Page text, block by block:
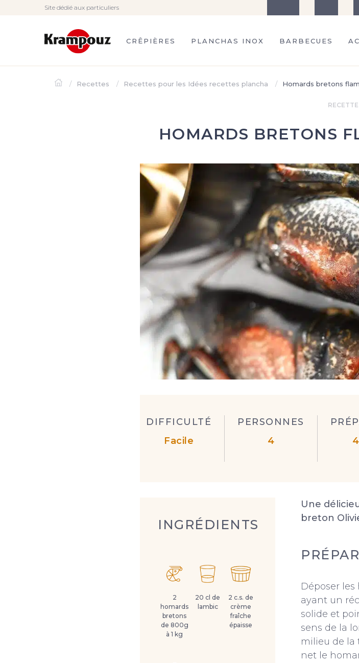
Site dédié aux particuliers
CRÊPIÈRES PLANCHAS INOX BARBECUES
Recettes Recettes pour les Idées recettes plancha Homards bretons
RECETTE
HOMARDS BRETONS
DIFFICULTÉ
Facile
PERSONNES
4
INGRÉDIENTS
2
homards
bretons
de 800g
à 1 kg
20 cl de
lambic
2 c.s. de
crème
fraîche
épaisse
Une
breton
Déposer
ayant un
solide et
sens de la
milieu de la
net le